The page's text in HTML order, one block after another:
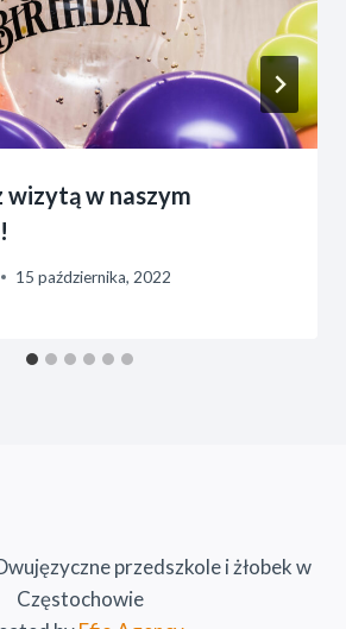
wizytą w naszym
15 października, 2022
przedszkole i żłobek w
Częstochowie